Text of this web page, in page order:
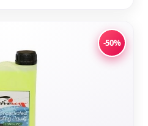
-50%